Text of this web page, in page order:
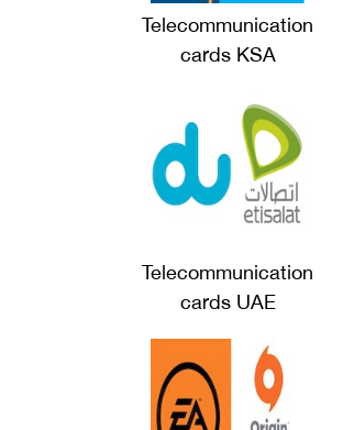
Telecommunication
cards KSA
Telecommunication
cards UAE